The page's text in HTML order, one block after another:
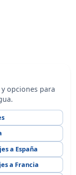
opciones para
a España
a Francia